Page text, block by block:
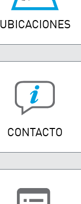
UBICACIONES
CONTACTO